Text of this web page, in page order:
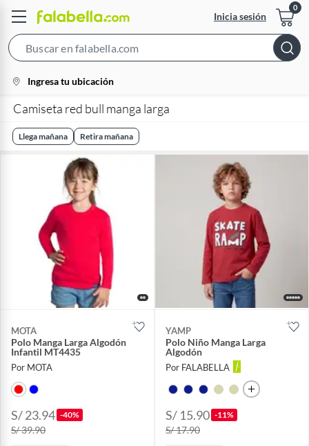
Inicia sesión
Bar
location-
icon
Ingresa tu ubicación
Camiseta red bull manga larga
Llega mañana Retira mañana
MOTA
Polo Manga Larga Algodón
Infantil MT4435
Por MOTA
S/ 23.94 -40%
S/ 39.90
YAMP
Polo Niño Manga Larga
Algodón
Por FALABELLA
S/ 15.90 -11%
S/ 17.90